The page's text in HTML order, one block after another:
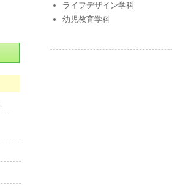
ライフデザイン学科
幼児教育学科